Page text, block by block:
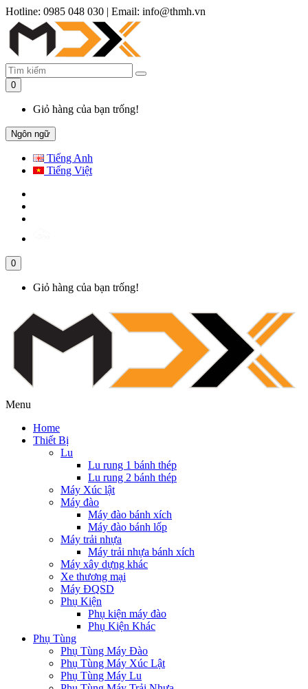
Hotline: 0985 048 030 | Email: info@thmh.vn
0
Giỏ hàng của bạn trống!
Ngôn ngữ
Tiếng Anh
Tiếng Việt
0
Giỏ hàng của bạn trống!
Menu
Home
Thiết Bị
Lu
Lu rung 1 bánh thép
Lu rung 2 bánh thép
Máy Xúc lật
Máy đào
Máy đào bánh xích
Máy đào bánh lốp
Máy trải nhựa
Máy trải nhựa bánh xích
Máy xây dựng khác
Xe thương mại
Máy ĐQSD
Phụ Kiện
Phụ kiện máy đào
Phụ Kiện Khác
Phụ Tùng
Phụ Tùng Máy Đào
Phụ Tùng Máy Xúc Lật
Phụ Tùng Máy Lu